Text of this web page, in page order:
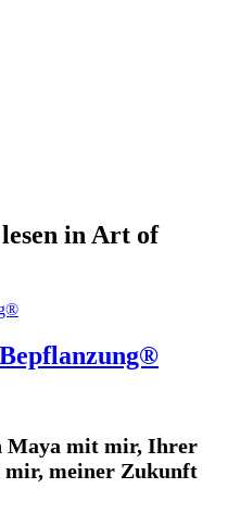
in Art of
Maya mit mir, Ihrer
mir, meiner Zukunft